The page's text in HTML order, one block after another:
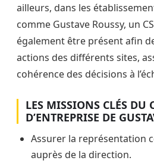
ailleurs, dans les
comme Gustave Roussy, un
également être présent afin
actions des différents sites,
cohérence des décisions à
LES MISSIONS CLÉS DU
D’ENTREPRISE DE
Assurer la représentation
auprès de la direction.